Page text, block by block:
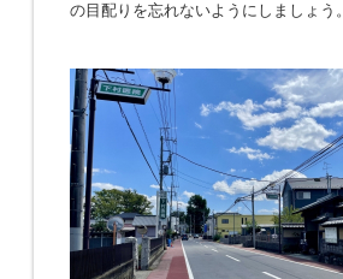
の目配りを忘れないようにしましょう。